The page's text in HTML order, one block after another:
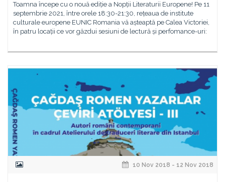
Toamna începe cu o nouă ediție a Nopții Literaturii Europene! Pe 11
septembrie 2021, între orele 18:30-21:30, rețeaua de institute
culturale europene EUNIC Romania vă așteaptă pe Calea Victoriei,
în patru locații ce vor găzdui sesiuni de lectură și perfomance-uri:
10 Nov 2018 - 12 Nov 2018